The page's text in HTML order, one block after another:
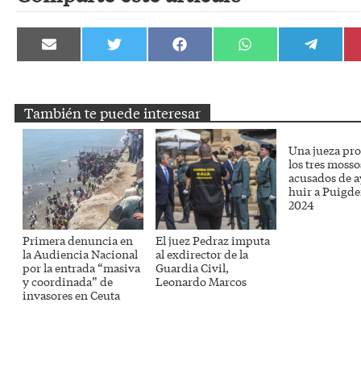
Compartir
en
Compartir
en
Compartir
en
Compartir
en
Compartir
en
También te puede interesar
Primera denuncia en
la Audiencia Nacional
por la entrada “masiva
y coordinada” de
invasores en Ceuta
El juez Pedraz imputa
al exdirector de la
Guardia Civil,
Leonardo Marcos
Una jueza
los tres
acusados de
huir a
2024